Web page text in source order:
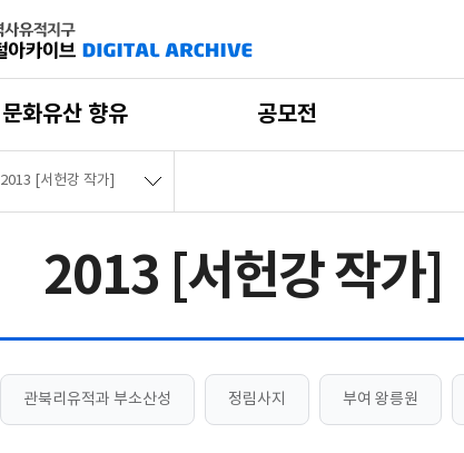
문화유산 향유 공모전
2013 [서헌강 작가]
2013 [서헌강 작가]
관북리유적과 부소산성 정림사지 부여 왕릉원